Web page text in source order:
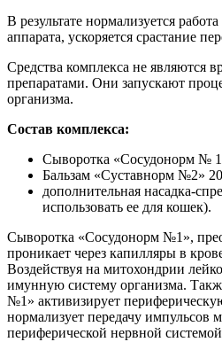
В результате нормализуется
аппарата, ускоряется срастание
Средства комплекса не являются
препаратами. Они запускают
организма.
Состав комплекса:
Сыворотка «Сосудонорм №
Бальзам «Суставнорм №2»
дополнительная насадка-
использовать ее для кошек).
Сыворотка «Сосудонорм №1»,
проникает через капилляры в
Воздействуя на митохондрии
имунную систему организма.
№1» активизирует
нормализует передачу импульсов
периферической нервной